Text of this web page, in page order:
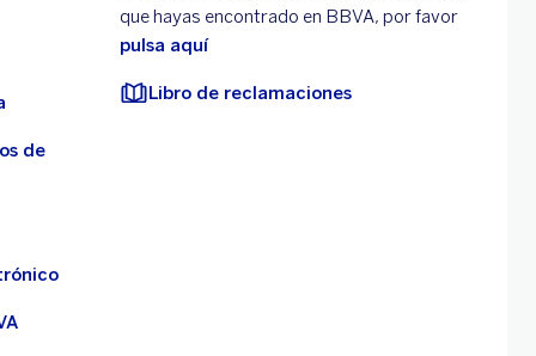
de
que hayas encontrado en BBVA, por favor
pulsa aquí
Libro de reclamaciones